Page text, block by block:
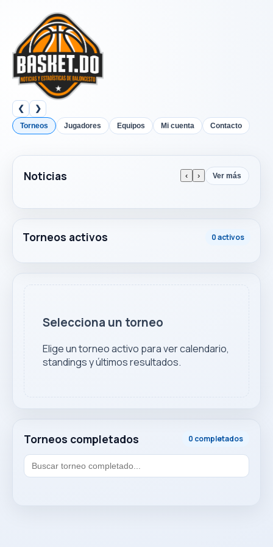
❮ ❯
Torneos Jugadores Equipos Mi cuenta Contacto
Noticias ‹ › Ver más
Torneos activos 0 activos
Torneos completados 0 completados
Selecciona un torneo
Elige un torneo activo para ver calendario,
standings y últimos resultados.